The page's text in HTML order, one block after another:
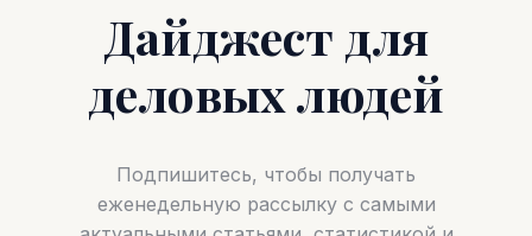
Дайджест для
деловых людей
Подпишитесь, чтобы получать
еженедельную рассылку с самыми